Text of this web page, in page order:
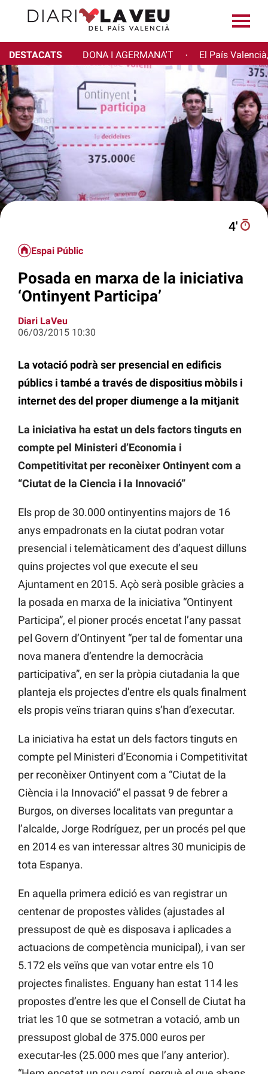
DESTACATS DONA I AGERMANA'T · El País
4′
Espai Públic
Posada en marxa de la iniciativa
‘Ontinyent Participa’
Diari LaVeu
06/03/2015 10:30
La votació podrà ser presencial en edificis
públics i també a través de dispositius mòbils i
internet des del proper diumenge a la mitjanit
La iniciativa ha estat un dels factors tinguts en
compte pel Ministeri d’Economia i
Competitivitat per reconèixer Ontinyent com a
“Ciutat de la Ciencia i la Innovació”
Els prop de 30.000 ontinyentins majors de 16
anys empadronats en la ciutat podran votar
presencial i telemàticament des d’aquest dilluns
quins projectes vol que execute el seu
Ajuntament en 2015. Açò serà posible gràcies a
la posada en marxa de la iniciativa “Ontinyent
Participa”, el pioner procés encetat l’any passat
pel Govern d’Ontinyent “per tal de fomentar una
nova manera d’entendre la democràcia
participativa”, en ser la pròpia ciutadania la que
planteja els projectes d’entre els quals finalment
els propis veïns triaran quins s’han d’executar.
La iniciativa ha estat un dels factors tinguts en
compte pel Ministeri d’Economia i Competitivitat
per reconèixer Ontinyent com a “Ciutat de la
Ciència i la Innovació” el passat 9 de febrer a
Burgos, on diverses localitats van preguntar a
l’alcalde, Jorge Rodríguez, per un procés pel que
en 2014 es van interessar altres 30 municipis de
tota Espanya.
En aquella primera edició es van registrar un
centenar de propostes vàlides (ajustades al
pressupost de què es disposava i aplicades a
actuacions de competència municipal), i van ser
5.172 els veïns que van votar entre els 10
projectes finalistes. Enguany han estat 114 les
propostes d’entre les que el Consell de Ciutat ha
triat les 10 que se sotmetran a votació, amb un
pressupost global de 375.000 euros per
executar-les (25.000 mes que l’any anterior).